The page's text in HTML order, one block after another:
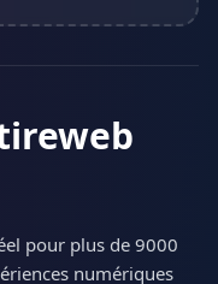
pour plus de 9000
numériques